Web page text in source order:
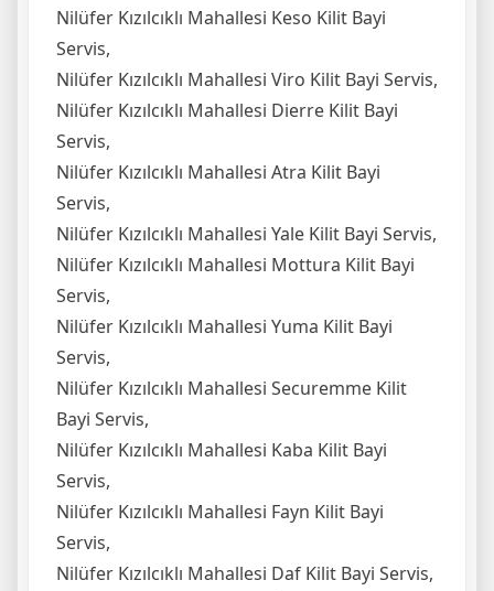
Nilüfer Kızılcıklı Mahallesi Keso Kilit Bayi
Servis,
Nilüfer Kızılcıklı Mahallesi Viro Kilit Bayi Servis,
Nilüfer Kızılcıklı Mahallesi Dierre Kilit Bayi
Servis,
Nilüfer Kızılcıklı Mahallesi Atra Kilit Bayi
Servis,
Nilüfer Kızılcıklı Mahallesi Yale Kilit Bayi Servis,
Nilüfer Kızılcıklı Mahallesi Mottura Kilit Bayi
Servis,
Nilüfer Kızılcıklı Mahallesi Yuma Kilit Bayi
Servis,
Nilüfer Kızılcıklı Mahallesi Securemme Kilit
Bayi Servis,
Nilüfer Kızılcıklı Mahallesi Kaba Kilit Bayi
Servis,
Nilüfer Kızılcıklı Mahallesi Fayn Kilit Bayi
Servis,
Nilüfer Kızılcıklı Mahallesi Daf Kilit Bayi Servis,